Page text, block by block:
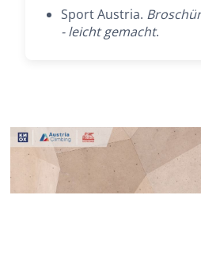
Sport Austria.
- leicht gemacht.